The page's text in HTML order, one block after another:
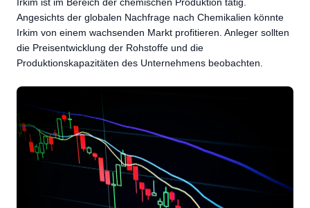
Irkim ist im Bereich der chemischen Produktion tätig.
Angesichts der globalen Nachfrage nach Chemikalien könnte
Irkim von einem wachsenden Markt profitieren. Anleger sollten
die Preisentwicklung der Rohstoffe und die
Produktionskapazitäten des Unternehmens beobachten.